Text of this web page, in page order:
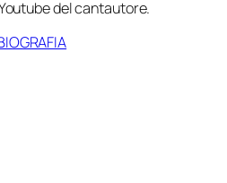
del cantautore.